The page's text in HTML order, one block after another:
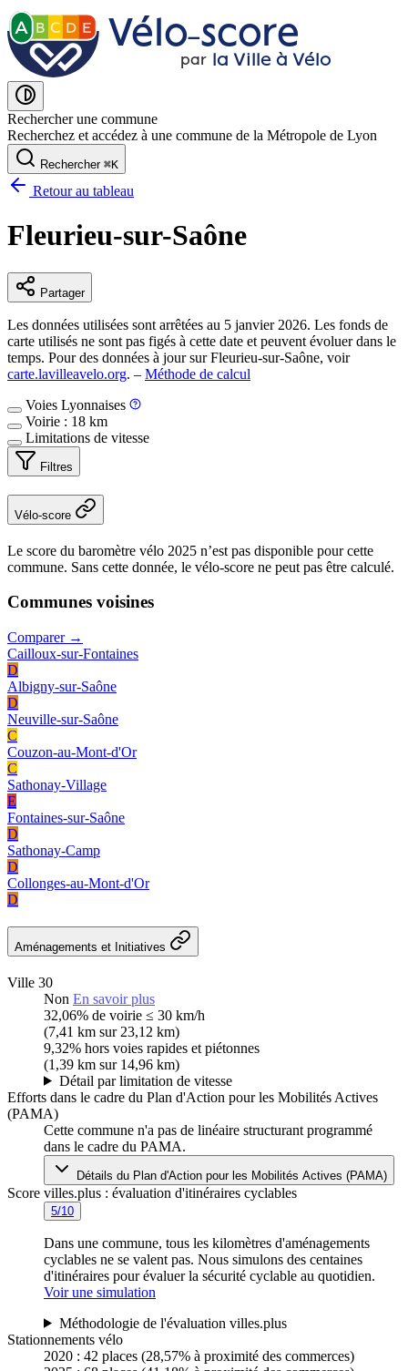
E
D
C
B
A
la Ville à Vélo
par
Vélo˗score
Rechercher une commune
Recherchez et accédez à une commune de la Métropole de Lyon
Rechercher ⌘K
Retour au tableau
Fleurieu-sur-Saône
Partager
Les données utilisées sont arrêtées au 5 janvier 2026. Les fonds de
carte utilisés ne sont pas figés à cette date et peuvent évoluer dans le
temps. Pour des données à jour sur Fleurieu-sur-Saône, voir
carte.lavilleavelo.org. – Méthode de calcul
Voies Lyonnaises
Voirie : 18 km
Limitations de vitesse
Filtres
Vélo-score
Le score du baromètre vélo 2025 n’est pas disponible pour cette
commune. Sans cette donnée, le vélo-score ne peut pas être calculé.
Communes voisines
Comparer →
Cailloux-sur-Fontaines
D
Albigny-sur-Saône
D
Neuville-sur-Saône
C
Couzon-au-Mont-d'Or
C
Sathonay-Village
E
Fontaines-sur-Saône
D
Sathonay-Camp
D
Collonges-au-Mont-d'Or
D
Aménagements et Initiatives
Ville 30
Non En savoir plus
32,06% de voirie ≤ 30 km/h
(7,41 km sur 23,12 km)
9,32% hors voies rapides et piétonnes
(1,39 km sur 14,96 km)
Détail par limitation de vitesse
Efforts dans le cadre du Plan d'Action pour les Mobilités Actives
(PAMA)
Cette commune n'a pas de linéaire structurant programmé
dans le cadre du PAMA.
Détails du Plan d'Action pour les Mobilités Actives (PAMA)
Score villes.plus : évaluation d'itinéraires cyclables
5/10
Dans une commune, tous les kilomètres d'aménagements
cyclables ne se valent pas. Nous simulons des centaines
d'itinéraires pour évaluer la sécurité cyclable au quotidien.
Voir une simulation
Méthodologie de l'évaluation villes.plus
Stationnements vélo
2020 : 42 places (28,57% à proximité des commerces)